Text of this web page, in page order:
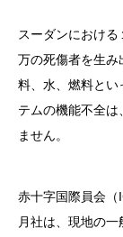
スーダンにおけ
万の死傷者を生み
料、水、燃料とい
テムの機能不全
ません。
赤十字国際員会（
月社は、現地の